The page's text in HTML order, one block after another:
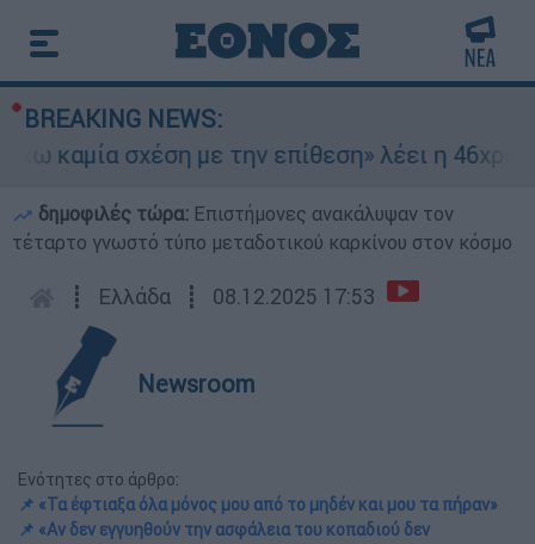
BREAKING NEWS:
σχέση με την επίθεση» λέει η 46χρονη -
δημοφιλές τώρα: Επιστήμονες ανακάλυψαν τον
τέταρτο γνωστό τύπο μεταδοτικού καρκίνου στον κόσμο
┋ Ελλάδα ┋ 08.12.2025 17:53
Newsroom
Ενότητες στο άρθρο:
📌 «Τα έφτιαξα όλα μόνος μου από το μηδέν και μου τα πήραν»
📌 «Αν δεν εγγυηθούν την ασφάλεια του κοπαδιού δεν